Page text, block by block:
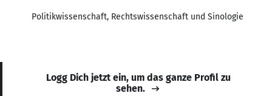
Politikwissenschaft, Rechtswissenschaft und Sinologie
Logg Dich jetzt ein, um das ganze Profil zu
sehen.